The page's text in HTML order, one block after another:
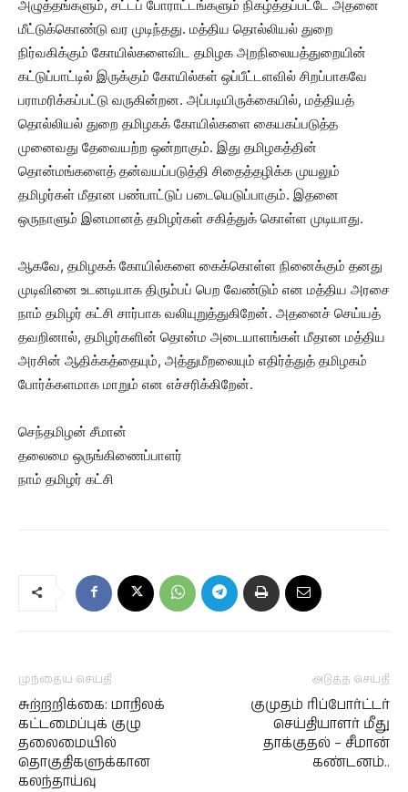
அழுத்தங்களும், சட்டப் போராட்டங்களும் நிகழ்த்தப்பட்டே அதனை
மீட்டுக்கொண்டு வர முடிந்தது. மத்திய தொல்லியல் துறை
நிர்வகிக்கும் கோயில்களைவிட தமிழக அறநிலையத்துறையின்
கட்டுப்பாட்டில் இருக்கும் கோயில்கள் ஒப்பீட்டளவில் சிறப்பாகவே
பராமரிக்கப்பட்டு வருகின்றன. அப்படியிருக்கையில், மத்தியத்
தொல்லியல் துறை தமிழகக் கோயில்களை கையகப்படுத்த
முனைவது தேவையற்ற ஒன்றாகும். இது தமிழகத்தின்
தொன்மங்களைத் தன்வயப்படுத்தி சிதைத்தழிக்க முயலும்
தமிழர்கள் மீதான பண்பாட்டுப் படையெடுப்பாகும். இதனை
ஒருநாளும் இனமானத் தமிழர்கள் சகித்துக் கொள்ள முடியாது.
ஆகவே, தமிழகக் கோயில்களை கைக்கொள்ள நினைக்கும் தனது
முடிவினை உடனடியாக திரும்பப் பெற வேண்டும் என மத்திய அரசை
நாம் தமிழர் கட்சி சார்பாக வலியுறுத்துகிறேன். அதனைச் செய்யத்
தவறினால், தமிழர்களின் தொன்ம அடையாளங்கள் மீதான மத்திய
அரசின் ஆதிக்கத்தையும், அத்துமீறலையும் எதிர்த்துத் தமிழகம்
போர்க்களமாக மாறும் என எச்சரிக்கிறேன்.
செந்தமிழன் சீமான்
தலைமை ஒருங்கிணைப்பாளர்
நாம் தமிழர் கட்சி
முந்தைய செய்தி
சுற்றறிக்கை: மாநிலக்
கட்டமைப்புக் குழு
தலைமையில்
தொகுதிகளுக்கான
கலந்தாய்வு
அடுத்த செய்தி
குமுதம் ரிப்போர்ட்டர்
செய்தியாளர் மீது
தாக்குதல் – சீமான்
கண்டனம்..